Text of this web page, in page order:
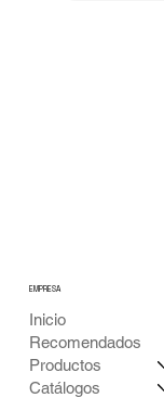
EMPRESA
Inicio
Recomendados
Productos
Catálogos